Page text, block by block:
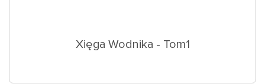
Xięga Wodnika - Tom1